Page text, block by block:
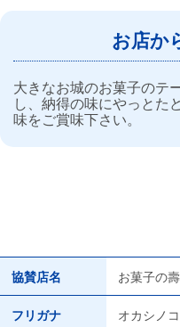
お店か
大きなお城のお菓子のテ
し、納得の味にやっとた
味をご賞味下さい。
協賛店名 お菓子の
フリガナ オカシノ